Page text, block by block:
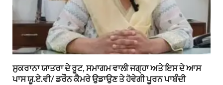
ਸੁਕਰਾਨਾ ਯਾਤਰਾ ਦੇ ਰੂਟ, ਸਮਾਗਮ ਵਾਲੀ ਜਗ੍ਹਾ ਅਤੇ ਇਸ ਦੇ ਆਸ
ਪਾਸ ਯੂ.ਏ.ਵੀ/ ਡਰੌਨ ਕੈਮਰੇ ਉਡਾਉਣ ਤੇ ਹੋਵੇਗੀ ਪੂਰਨ ਪਾਬੰਦੀ